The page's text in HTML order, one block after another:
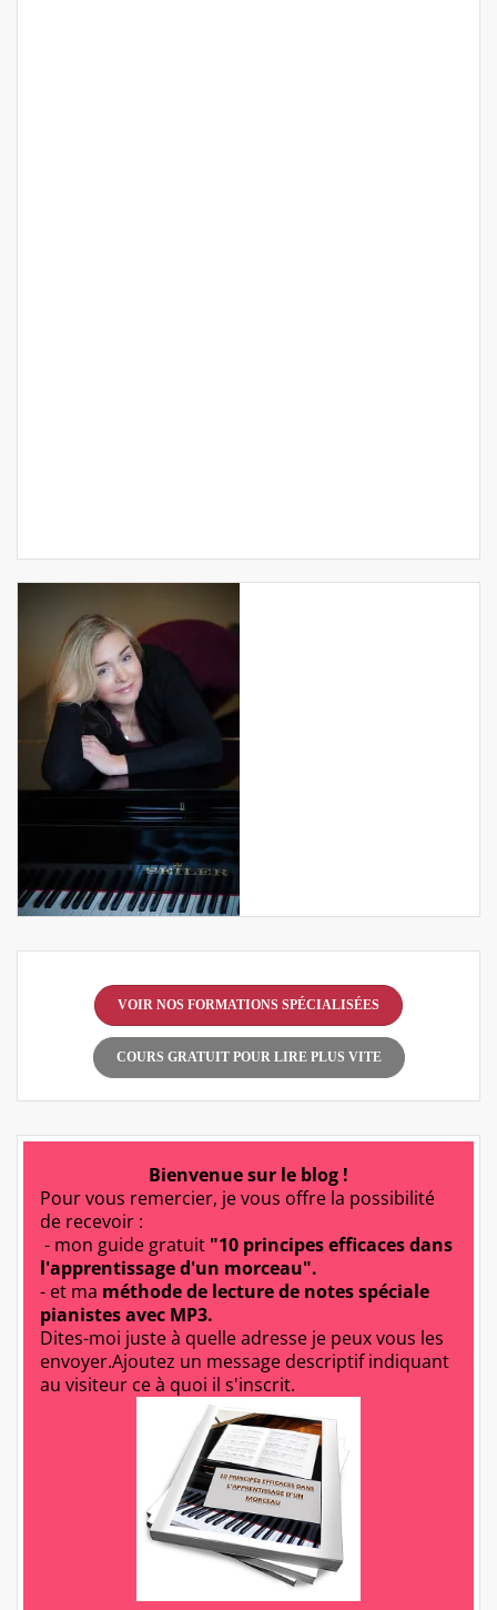
VOIR NOS FORMATIONS SPÉCIALISÉES
COURS GRATUIT POUR LIRE PLUS VITE